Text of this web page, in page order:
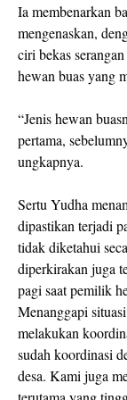
Ia membenarkan
mengenaskan,
ciri bekas
hewan buas yang
“Jenis hewan
pertama,
ungkapnya.
Sertu Yudha
dipastikan terjadi
tidak diketahui
diperkirakan juga
pagi saat pemilik
Menanggapi
melakukan
sudah koordinasi
desa. Kami juga